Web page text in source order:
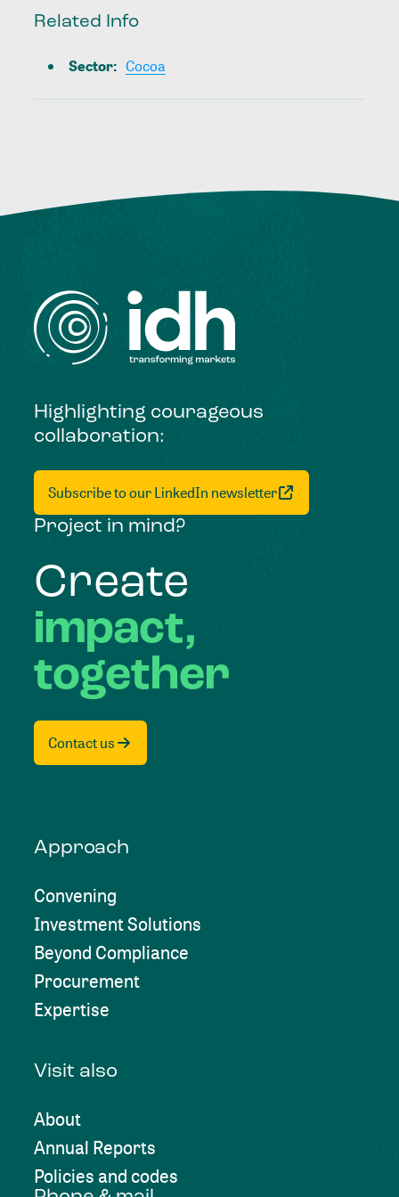
Related Info
Sector: Cocoa
Highlighting courageous
collaboration:
Subscribe to our LinkedIn newsletter
Project in mind?
Create
impact,
together
Contact us
Approach
Convening
Investment Solutions
Beyond Compliance
Procurement
Expertise
Visit also
About
Annual Reports
Policies and codes